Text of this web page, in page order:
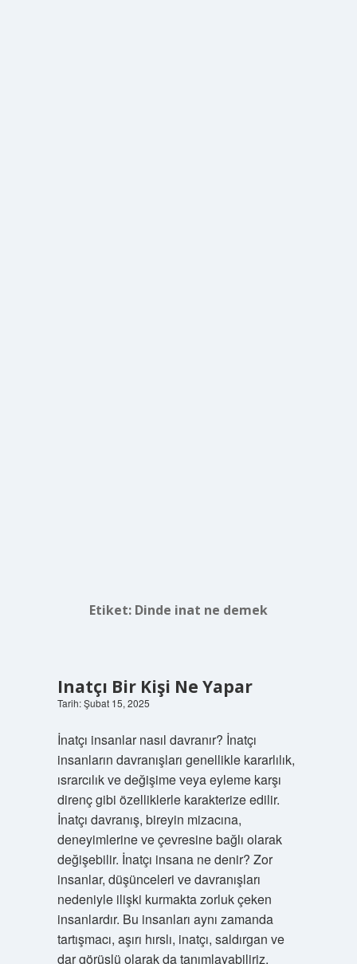
Etiket: Dinde inat ne demek
Inatçı Bir Kişi Ne Yapar
Tarih: Şubat 15, 2025
İnatçı insanlar nasıl davranır? İnatçı
insanların davranışları genellikle kararlılık,
ısrarcılık ve değişime veya eyleme karşı
direnç gibi özelliklerle karakterize edilir.
İnatçı davranış, bireyin mizacına,
deneyimlerine ve çevresine bağlı olarak
değişebilir. İnatçı insana ne denir? Zor
insanlar, düşünceleri ve davranışları
nedeniyle ilişki kurmakta zorluk çeken
insanlardır. Bu insanları aynı zamanda
tartışmacı, aşırı hırslı, inatçı, saldırgan ve
dar görüşlü olarak da tanımlayabiliriz.